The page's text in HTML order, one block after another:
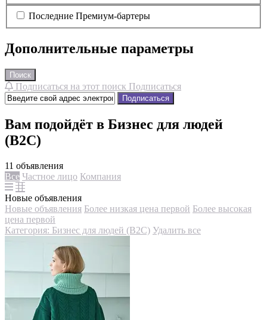
Последние Премиум-бартеры
Дополнительные параметры
Поиск
Подписаться на этот поиск Подписаться
Подписаться
Вам подойдёт в Бизнес для людей
(B2C)
11 объявления
Все Частное лицо Компания
Новые объявления
Новые объявления Более низкая цена первой Более высокая
цена первой
Категория: Бизнес для людей (B2C) Удалить все